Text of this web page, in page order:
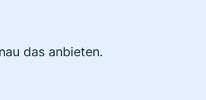
das anbieten.